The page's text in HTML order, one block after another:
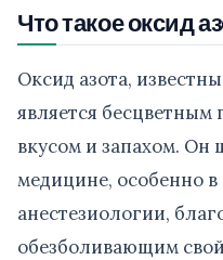
Что такое оксид
Оксид азота,
является бесцветным
вкусом и запахом. Он
медицине, особенно
анестезиологии,
обезболивающим